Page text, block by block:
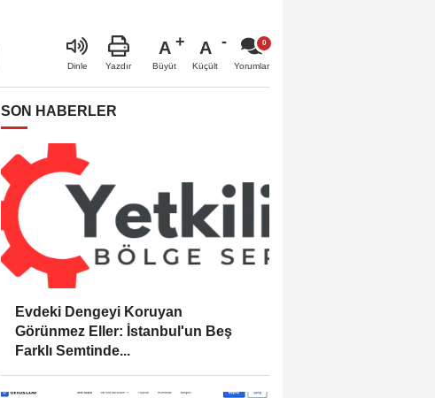
Dinle Yazdır
A
Büyüt
A
Küçült Yorumlar
SON HABERLER
Evdeki Dengeyi Koruyan
Görünmez Eller: İstanbul'un Beş
Farklı Semtinde...